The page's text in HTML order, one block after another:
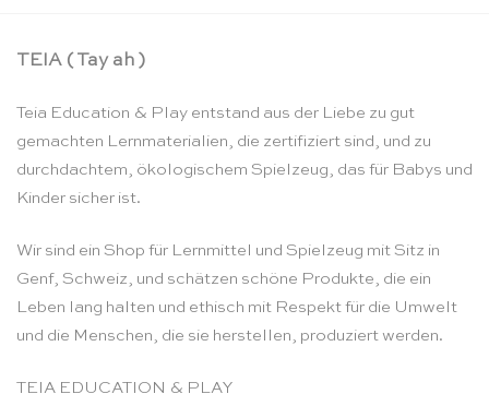
TEIA ( Tay ah )
Teia Education & Play entstand aus der Liebe zu gut
gemachten Lernmaterialien, die zertifiziert sind, und zu
durchdachtem, ökologischem Spielzeug, das für Babys und
Kinder sicher ist.
Wir sind ein Shop für Lernmittel und Spielzeug mit Sitz in
Genf, Schweiz, und schätzen schöne Produkte, die ein
Leben lang halten und ethisch mit Respekt für die Umwelt
und die Menschen, die sie herstellen, produziert werden.
TEIA EDUCATION & PLAY